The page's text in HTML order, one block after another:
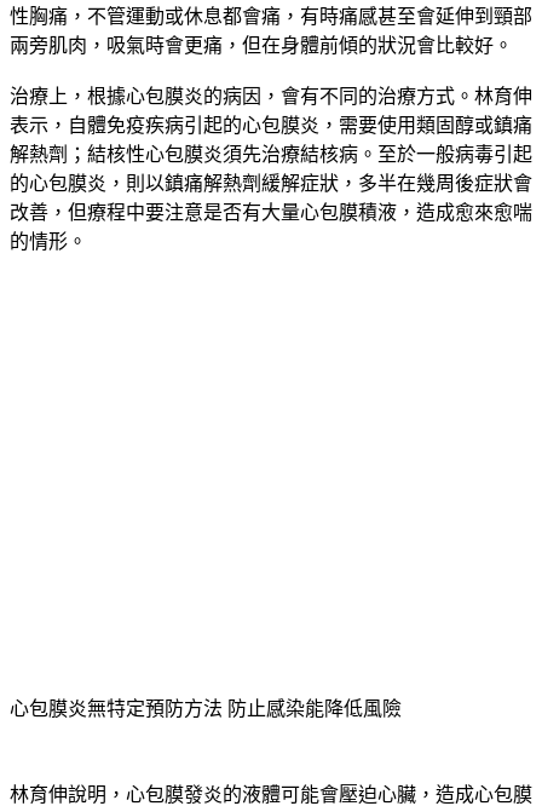
性胸痛，不管運動或休息都會痛，有時痛感甚至會延伸到頸部
兩旁肌肉，吸氣時會更痛，但在身體前傾的狀況會比較好。
治療上，根據心包膜炎的病因，會有不同的治療方式。林育伸
表示，自體免疫疾病引起的心包膜炎，需要使用類固醇或鎮痛
解熱劑；結核性心包膜炎須先治療結核病。至於一般病毒引起
的心包膜炎，則以鎮痛解熱劑緩解症狀，多半在幾周後症狀會
改善，但療程中要注意是否有大量心包膜積液，造成愈來愈喘
的情形。
心包膜炎無特定預防方法 防止感染能降低風險
林育伸說明，心包膜發炎的液體可能會壓迫心臟，造成心包膜